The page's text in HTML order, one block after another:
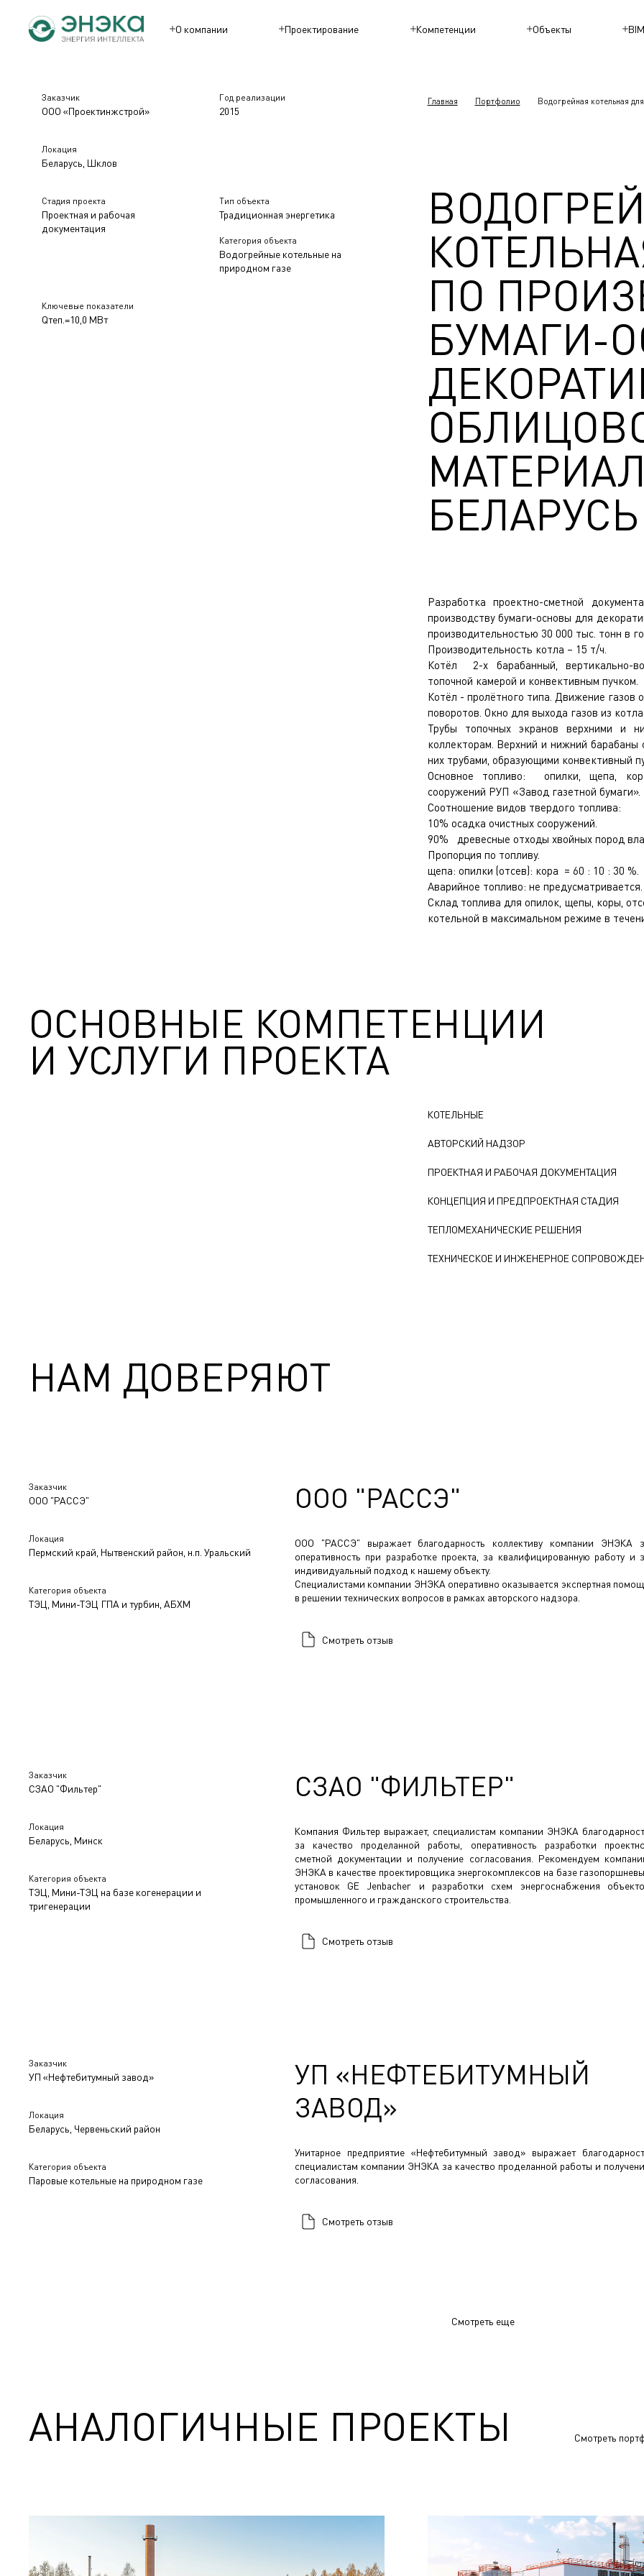
О компании Проектирование Компетенции Объекты
Заказчик
ООО «Проектинжстрой»
Год реализации
2015
Локация
Беларусь, Шклов
Стадия проекта
Проектная и рабочая
документация
Тип объекта
Традиционная энергетика
Категория объекта
Водогрейные котельные на
природном газе
Ключевые показатели
Qтеп.=10,0 МВт
Главная Портфолио Водогрейная котельная
ПО
БУМАГИ-
БЕЛАРУСЬ
Разработка проектно-сметной
производству бумаги-основы для
производительностью 30 000 тыс. тонн в
Производительность котла – 15 т/ч.
Котёл 2-х барабанный, вертикально-
топочной камерой и конвективным пучком.
Котёл - пролётного типа. Движение газов
поворотов. Окно для выхода газов из
Трубы топочных экранов верхними и
коллекторам. Верхний и нижний
них трубами, образующими конвективный
Основное топливо: опилки, щепа,
сооружений РУП «Завод газетной бумаги».
Соотношение видов твердого топлива:
10% осадка очистных сооружений.
90% древесные отходы хвойных пород
Пропорция по топливу.
щепа: опилки (отсев): кора = 60 : 10 : 30 %.
Аварийное топливо: не предусматривается.
Склад топлива для опилок, щепы, коры,
котельной в максимальном режиме в
ОСНОВНЫЕ КОМПЕТЕНЦИИ
И УСЛУГИ ПРОЕКТА
КОТЕЛЬНЫЕ
АВТОРСКИЙ НАДЗОР
ПРОЕКТНАЯ И РАБОЧАЯ ДОКУМЕНТАЦИЯ
КОНЦЕПЦИЯ И ПРЕДПРОЕКТНАЯ СТАДИЯ
ТЕПЛОМЕХАНИЧЕСКИЕ РЕШЕНИЯ
ТЕХНИЧЕСКОЕ И ИНЖЕНЕРНОЕ
НАМ ДОВЕРЯЮТ
Заказчик
ООО "РАССЭ"
Локация
Пермский край, Нытвенский район, н.п. Уральский
Категория объекта
ТЭЦ, Мини-ТЭЦ ГПА и турбин, АБХМ
ООО "РАССЭ"
ООО "РАССЭ" выражает благодарность коллективу компании ЭНЭКА
оперативность при разработке проекта, за квалифицированную работу и
индивидуальный подход к нашему объекту.
Специалистами компании ЭНЭКА оперативно оказывается экспертная
в решении технических вопросов в рамках авторского надзора.
Смотреть отзыв
Заказчик
СЗАО "Фильтер"
Локация
Беларусь, Минск
Категория объекта
ТЭЦ, Мини-ТЭЦ на базе когенерации и
тригенерации
СЗАО "ФИЛЬТЕР"
Компания Фильтер выражает, специалистам компании ЭНЭКА
за качество проделанной работы, оперативность разработки
сметной документации и получение согласования. Рекомендуем
ЭНЭКА в качестве проектировщика энергокомплексов на базе
установок GE Jenbacher и разработки схем энергоснабжения
промышленного и гражданского строительства.
Смотреть отзыв
Заказчик
УП «Нефтебитумный завод»
Локация
Беларусь, Червеньский район
Категория объекта
Паровые котельные на природном газе
УП «НЕФТЕБИТУМНЫЙ
ЗАВОД»
Унитарное предприятие «Нефтебитумный завод» выражает
специалистам компании ЭНЭКА за качество проделанной работы и
согласования.
Смотреть отзыв
Смотреть еще
АНАЛОГИЧНЫЕ ПРОЕКТЫ Смотреть